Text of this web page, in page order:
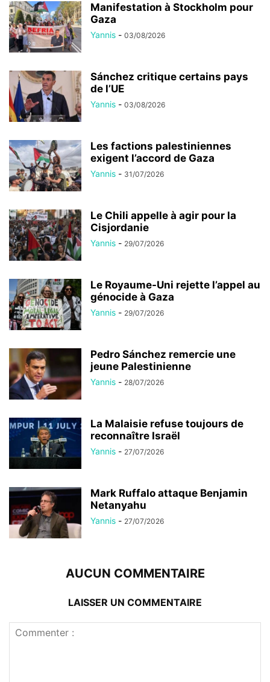
Manifestation à Stockholm pour
Gaza
Yannis - 03/08/2026
Sánchez critique certains pays
de l’UE
Yannis - 03/08/2026
Les factions palestiniennes
exigent l’accord de Gaza
Yannis - 31/07/2026
Le Chili appelle à agir pour la
Cisjordanie
Yannis - 29/07/2026
Le Royaume-Uni rejette l’appel au
génocide à Gaza
Yannis - 29/07/2026
Pedro Sánchez remercie une
jeune Palestinienne
Yannis - 28/07/2026
La Malaisie refuse toujours de
reconnaître Israël
Yannis - 27/07/2026
Mark Ruffalo attaque Benjamin
Netanyahu
Yannis - 27/07/2026
AUCUN COMMENTAIRE
LAISSER UN COMMENTAIRE